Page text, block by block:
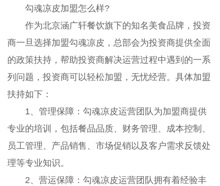
勾魂凉皮加盟怎么样?
作为北京涵广轩餐饮旗下的知名美食品牌，投资
商一旦选择加盟勾魂凉皮，总部会为投资商提供全面
的政策扶持，帮助投资商解决运营过程中遇到的一系
列问题，投资商可以轻松加盟，无忧经营。具体加盟
扶持如下：
1、管理保障：勾魂凉皮运营团队为加盟商提供
专业的培训，包括餐品品质、财务管理、成本控制、
员工管理、产品销售、市场促销以及客户需求反馈处
理等专业知识。
2、营运保障：勾魂凉皮运营团队拥有着经验丰